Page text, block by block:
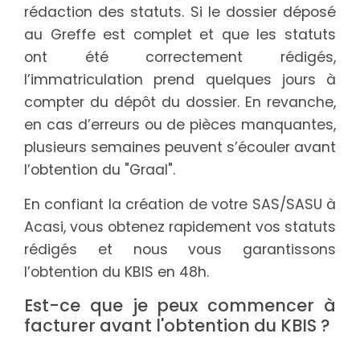
rédaction des statuts. Si le dossier déposé
au Greffe est complet et que les statuts
ont été correctement rédigés,
l’immatriculation prend quelques jours à
compter du dépôt du dossier. En revanche,
en cas d’erreurs ou de pièces manquantes,
plusieurs semaines peuvent s’écouler avant
l’obtention du "Graal".
En confiant la création de votre SAS/SASU à
Acasi, vous obtenez rapidement vos statuts
rédigés et nous vous garantissons
l’obtention du KBIS en 48h.
Est-ce que je peux commencer à
facturer avant l'obtention du KBIS ?